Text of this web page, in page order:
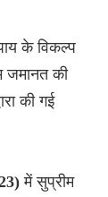
के विकल्प
जमानत की
की गई
में सुप्रीम